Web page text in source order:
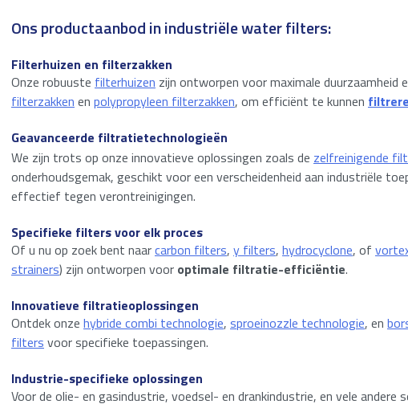
Ons productaanbod in industriële water filters:
Filterhuizen en filterzakken
Onze robuuste filterhuizen zijn ontworpen voor maximale duurzaamheid
filterzakken en polypropyleen filterzakken, om efficiënt te kunnen
Geavanceerde filtratietechnologieën
We zijn trots op onze innovatieve oplossingen zoals de zelfreinigende
onderhoudsgemak, geschikt voor een verscheidenheid aan industriële
effectief tegen verontreinigingen.
Specifieke filters voor elk proces
Of u nu op zoek bent naarcarbon filters, y filters, hydrocyclone, of
strainers) zijn ontworpen voor optimale filtratie-efficiëntie.
Innovatieve filtratieoplossingen
Ontdek onze hybride combi technologie, sproeinozzle technologie, en
filters voor specifieke toepassingen.
Industrie-specifieke oplossingen
Voor de olie- en gasindustrie, voedsel- en drankindustrie, en vele